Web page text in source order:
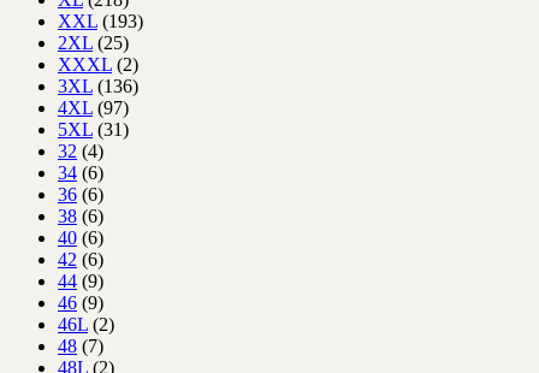
XXL (193)
2XL (25)
XXXL (2)
3XL (136)
4XL (97)
5XL (31)
32 (4)
34 (6)
36 (6)
38 (6)
40 (6)
42 (6)
44 (9)
46 (9)
46L (2)
48 (7)
48L (2)